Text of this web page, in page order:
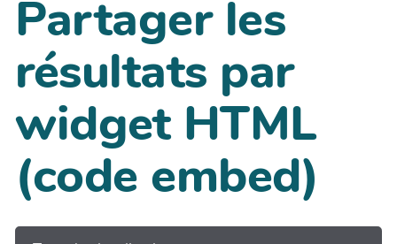
Partager les
résultats par
widget HTML
(code embed)